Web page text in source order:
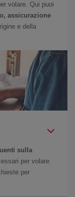
volare. Qui puoi
assicurazione
e della
sulla
per volare
per